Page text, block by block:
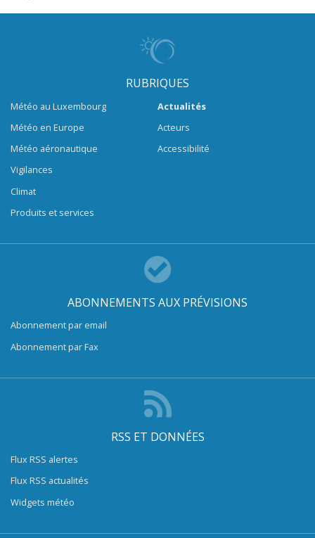
RUBRIQUES
Météo au Luxembourg
Météo en Europe
Météo aéronautique
Vigilances
Climat
Produits et services
Actualités
Acteurs
Accessibilité
ABONNEMENTS AUX PRÉVISIONS
Abonnement par email
Abonnement par Fax
RSS ET DONNÉES
Flux RSS alertes
Flux RSS actualités
Widgets météo